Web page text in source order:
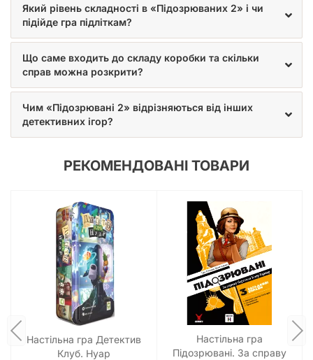
Який рівень складності в «Підозрюваних 2» і чи
підійде гра підліткам?
Що саме входить до складу коробки та скільки
справ можна розкрити?
Чим «Підозрювані 2» відрізняються від інших
детективних ігор?
РЕКОМЕНДОВАНІ ТОВАРИ
Настільна гра Детектив
Клуб. Нуар
Настільна гра
Підозрювані. За справу